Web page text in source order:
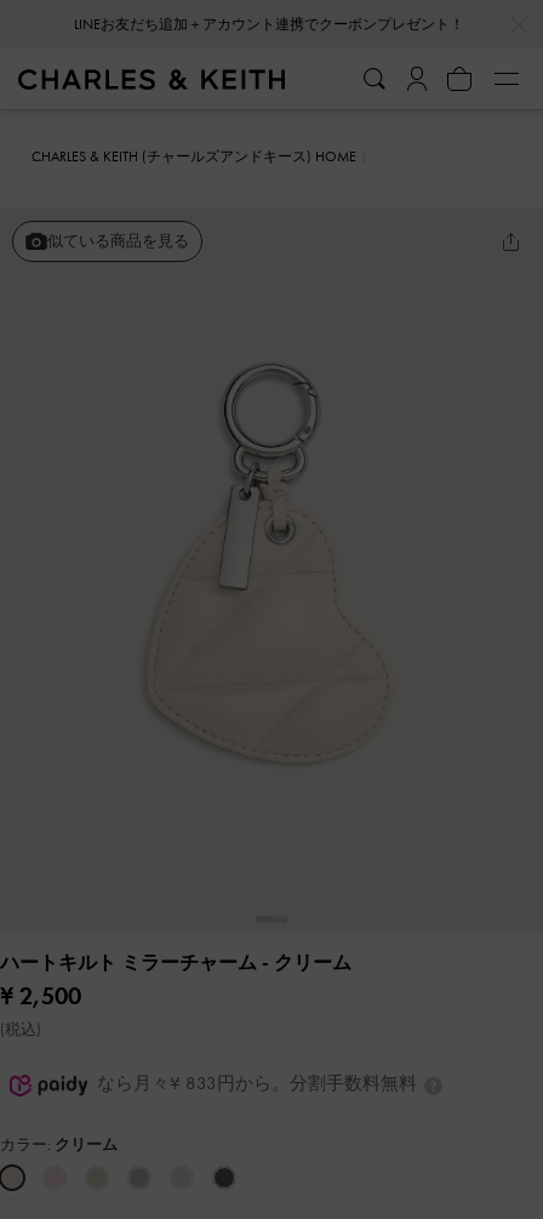
LINEお友だち追加＋アカウント連携でクーポンプレゼント！
CHARLES & KEITH (チャールズアンドキース) HOME
似ている商品を見る
ハートキルト ミラーチャーム - クリーム
¥ 2,500
(税込)
なら月々¥ 833円から。分割手数料無料
カラー: クリーム